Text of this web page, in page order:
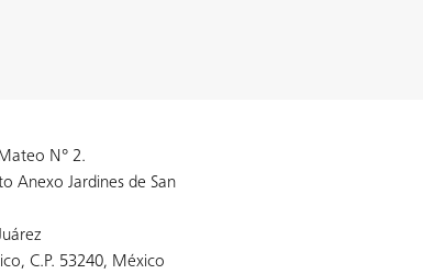
N° 2.
Anexo Jardines de San
C.P. 53240, México